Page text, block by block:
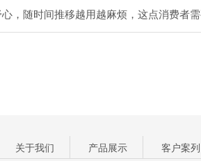
，随时间推移越用越麻烦，这点消费者需
关于我们 产品展示 客户案列